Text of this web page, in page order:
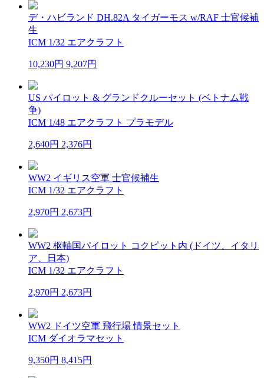
デ・ハビランド DH.82A タイガーモス w/RAF 士官候補
生
ICM 1/32 エアクラフト
10,230円 9,207円
US パイロット & グランドクルーセット (ベトナム戦
争)
ICM 1/48 エアクラフト プラモデル
2,640円 2,376円
WW2 イギリス空軍 士官候補生
ICM 1/32 エアクラフト
2,970円 2,673円
WW2 枢軸国パイロット コクピット内 (ドイツ、イタリ
ア、日本)
ICM 1/32 エアクラフト
2,970円 2,673円
WW2 ドイツ空軍 飛行場 情景セット
ICM ダイオラマセット
9,350円 8,415円